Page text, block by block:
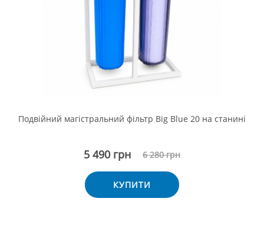
Подвійний магістральний фільтр Big Blue 20 на станині
5 490 грн 6 280 грн
КУПИТИ